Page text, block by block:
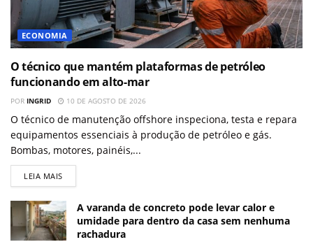
ECONOMIA
O técnico que mantém plataformas de petróleo
funcionando em alto-mar
POR INGRID 10 DE AGOSTO DE 2026
O técnico de manutenção offshore inspeciona, testa e repara
equipamentos essenciais à produção de petróleo e gás.
Bombas, motores, painéis,...
LEIA MAIS
A varanda de concreto pode levar calor e
umidade para dentro da casa sem nenhuma
rachadura